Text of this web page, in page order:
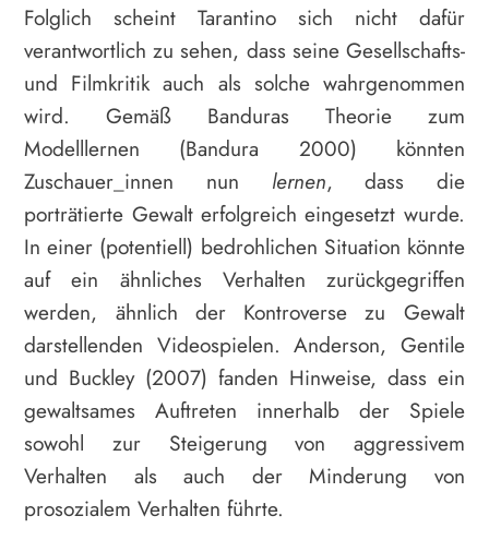
Folglich scheint Tarantino sich nicht dafür
verantwortlich zu sehen, dass seine Gesellschafts-
und Filmkritik auch als solche wahrgenommen
wird. Gemäß Banduras Theorie zum
Modelllernen (Bandura 2000) könnten
Zuschauer_innen nun lernen, dass die
porträtierte Gewalt erfolgreich eingesetzt wurde.
In einer (potentiell) bedrohlichen Situation könnte
auf ein ähnliches Verhalten zurückgegriffen
werden, ähnlich der Kontroverse zu Gewalt
darstellenden Videospielen. Anderson, Gentile
und Buckley (2007) fanden Hinweise, dass ein
gewaltsames Auftreten innerhalb der Spiele
sowohl zur Steigerung von aggressivem
Verhalten als auch der Minderung von
prosozialem Verhalten führte.